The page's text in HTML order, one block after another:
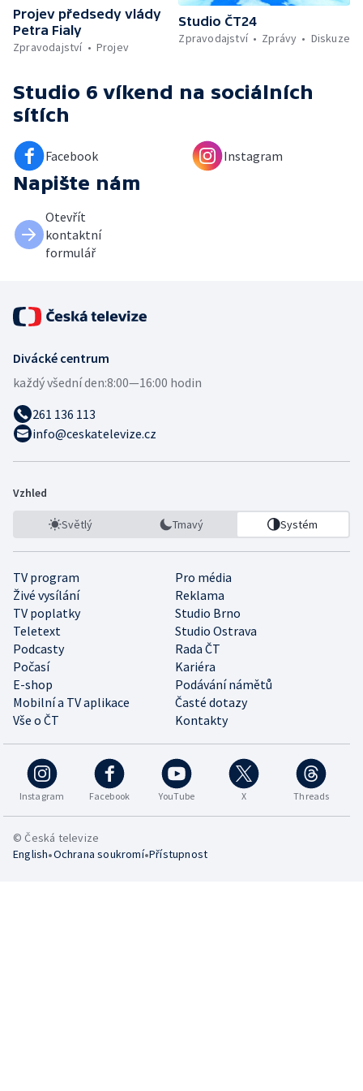
Projev předsedy vlády
Petra Fialy
Zpravodajství
Projev
Studio ČT24
Zpravodajství
Zprávy Diskuze
Studio 6 víkend na sociálních
sítích
Facebook Instagram
Napište nám
Otevřít
kontaktní
formulář
Divácké centrum
každý všední den:8:00—16:00 hodin
261 136 113
info@ceskatelevize.cz
Vzhled
Světlý Tmavý Systém
TV program
Pro média
Živé vysílání
Reklama
TV poplatky
Studio Brno
Teletext
Studio Ostrava
Podcasty
Rada ČT
Počasí
Kariéra
E-shop
Podávání námětů
Mobilní a TV aplikace
Časté dotazy
Vše o ČT
Kontakty
Instagram Facebook YouTube X Threads
© Česká televize
English•Ochrana soukromí•Přístupnost